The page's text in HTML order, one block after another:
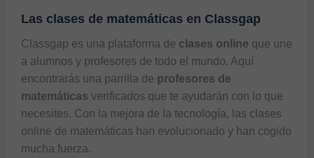
Las clases de matemáticas en Classgap
Classgap es una plataforma de clases online que une
a alumnos y profesores de todo el mundo. Aquí
encontrarás una parrilla de profesores de
matemáticas verificados que te ayudarán con lo que
necesites. Con la mejora de la tecnología, las clases
online de matemáticas han evolucionado y han cogido
mucha fuerza.